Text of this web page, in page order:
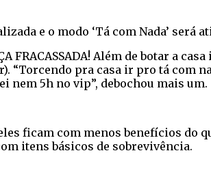
e o modo ‘Tá com Nada’ será
Além de botar a
pra casa ir pro tá com
nem 5h no vip”, debochou mais um.
ficam com menos benefícios do
itens básicos de sobrevivência.